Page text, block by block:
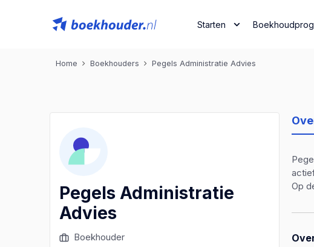
Starten
Home Boekhouders Pegels Administratie Advies
Pegels Administratie
Advies
Boekhouder
Op